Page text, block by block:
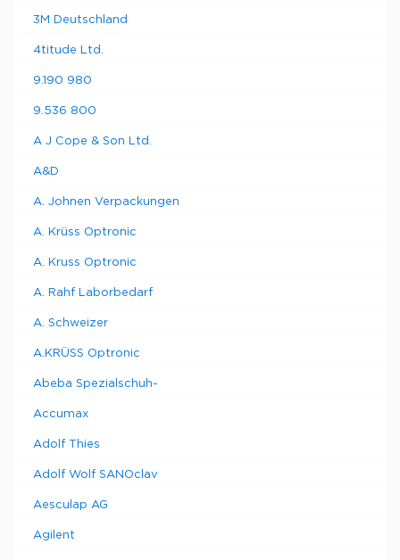
3M Deutschland
4titude Ltd.
9.190 980
9.536 800
A J Cope & Son Ltd.
A&D
A. Johnen Verpackungen
A. Krüss Optronic
A. Kruss Optronic
A. Rahf Laborbedarf
A. Schweizer
A.KRÜSS Optronic
Abeba Spezialschuh-
Accumax
Adolf Thies
Adolf Wolf SANOclav
Aesculap AG
Agilent